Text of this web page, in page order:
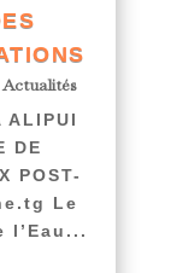
Actualités
ALIPUI
DE
POST-
Le
l’Eau...